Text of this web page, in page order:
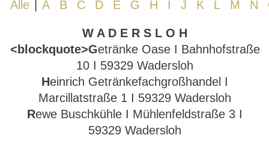
Alle A B C D E G H I J K L M N
W A D E R S L O H
<blockquote>Getränke Oase I Bahnhofstraße
10 I 59329 Wadersloh
Heinrich Getränkefachgroßhandel I
Marcillatstraße 1 I 59329 Wadersloh
Rewe Buschkühle I Mühlenfeldstraße 3 I
59329 Wadersloh